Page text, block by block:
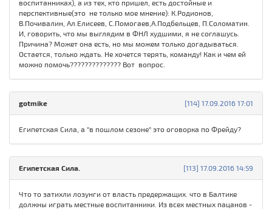
воспитанниках), а из тех, кто пришел, есть достойные и
перспективные(это не только мое мнение): К.Родионов,
В.Почивалин, Ал.Елисеев, С.Помогаев,А.Подбельцев, П.Соломатин.
И, говорить, что мы выглядим в ФНЛ худшими, я не соглашусь.
Причина? Может она есть, но мы можем только догадываться.
Остается, только ждать. Не хочется терять, команду! Как и чем ей
можно помочь?????????????? Вот вопрос.
[114] 17.09.2016 17:01
gotmike
Египетская Сила, а "в пошлом сезоне" это оговорка по Фрейду?
[113] 17.09.2016 14:59
Египетская Сила.
Что то затихли лозунги от власть предержащих. что в Балтике
должны играть местные воспитанники. Из всех местных пацанов -